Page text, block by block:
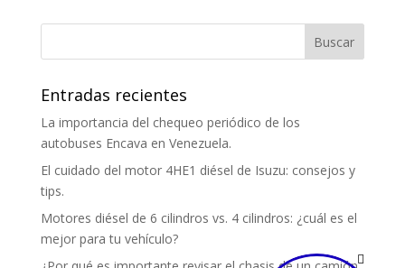
Entradas recientes
La importancia del chequeo periódico de los
autobuses Encava en Venezuela.
El cuidado del motor 4HE1 diésel de Isuzu: consejos y
tips.
Motores diésel de 6 cilindros vs. 4 cilindros: ¿cuál es el
mejor para tu vehículo?